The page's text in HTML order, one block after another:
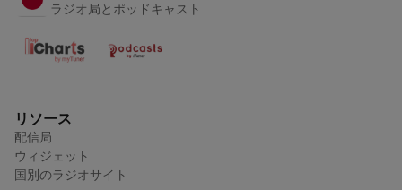
ラジオ局とポッドキャスト
リソース
配信局
ウィジェット
国別のラジオサイト